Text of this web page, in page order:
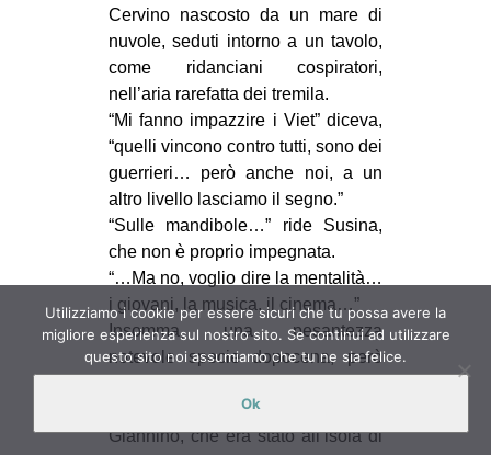
Cervino nascosto da un mare di
nuvole, seduti intorno a un tavolo,
come ridanciani cospiratori,
nell’aria rarefatta dei tremila.
“Mi fanno impazzire i Viet” diceva,
“quelli vincono contro tutti, sono dei
guerrieri… però anche noi, a un
altro livello lasciamo il segno.”
“Sulle mandibole…” ride Susina,
che non è proprio impegnata.
“…Ma no, voglio dire la mentalità…
i giovani, la musica, il cinema…”
Insomma, una pesantezza
notevole specie dopocena, però
avevamo cominciato a bere e
Giannino, che era stato all’isola di
Utilizziamo i cookie per essere sicuri che tu possa avere la
migliore esperienza sul nostro sito. Se continui ad utilizzare
questo sito noi assumiamo che tu ne sia felice.
Ok